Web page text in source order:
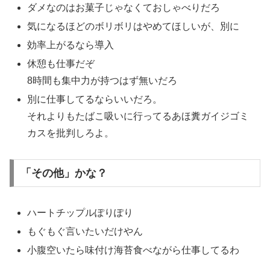
ダメなのはお菓子じゃなくておしゃべりだろ
気になるほどのボリボリはやめてほしいが、別に
効率上がるなら導入
休憩も仕事だぞ
8時間も集中力が持つはず無いだろ
別に仕事してるならいいだろ。
それよりもたばこ吸いに行ってるあほ糞ガイジゴミ
カスを批判しろよ。
「その他」かな？
ハートチップルぽりぽり
もぐもぐ言いたいだけやん
小腹空いたら味付け海苔食べながら仕事してるわ